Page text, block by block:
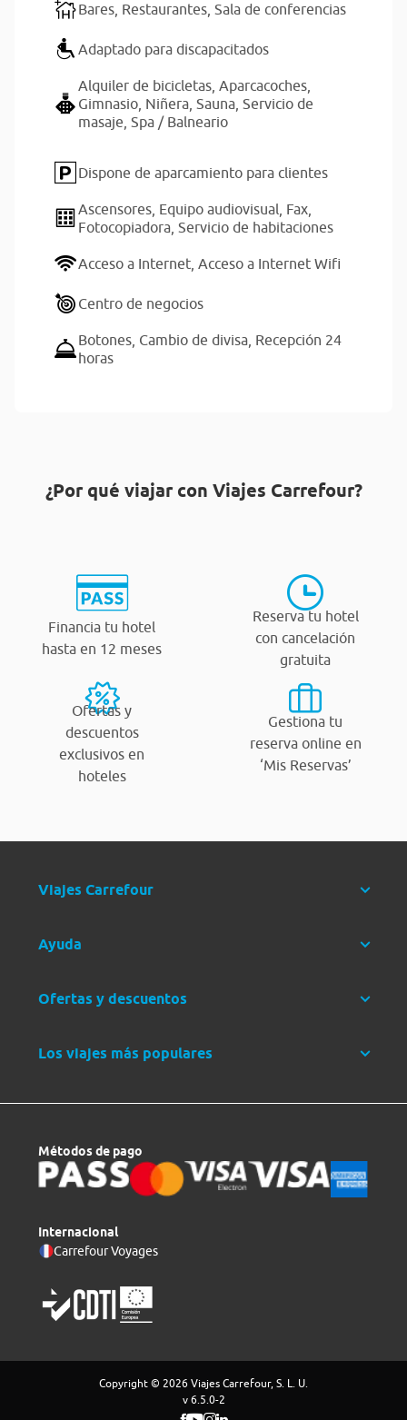
Bares, Restaurantes, Sala de conferencias
Adaptado para discapacitados
Alquiler de bicicletas, Aparcacoches,
Gimnasio, Niñera, Sauna, Servicio de
masaje, Spa / Balneario
Dispone de aparcamiento para clientes
Ascensores, Equipo audiovisual, Fax,
Fotocopiadora, Servicio de habitaciones
Acceso a Internet, Acceso a Internet Wifi
Centro de negocios
Botones, Cambio de divisa, Recepción 24
horas
¿Por qué viajar con Viajes Carrefour?
Financia tu hotel
hasta en 12 meses
Reserva tu hotel
con cancelación
gratuita
Ofertas y
descuentos
exclusivos en
hoteles
Gestiona tu
reserva online en
‘Mis Reservas’
Viajes Carrefour
Ayuda
Ofertas y descuentos
Los viajes más populares
Métodos de pago
Internacional
Carrefour Voyages
Copyright © 2026 Viajes Carrefour, S. L. U.
v 6.5.0-2